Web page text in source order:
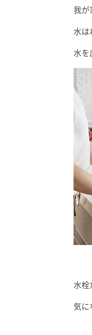
我が
水は
水を
水栓
気に